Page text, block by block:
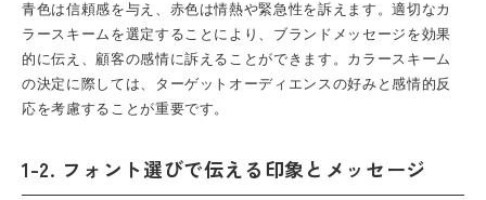
青色は信頼感を与え、赤色は情熱や緊急性を訴えます。適切なカ
ラースキームを選定することにより、ブランドメッセージを効果
的に伝え、顧客の感情に訴えることができます。カラースキーム
の決定に際しては、ターゲットオーディエンスの好みと感情的反
応を考慮することが重要です。
1-2. フォント選びで伝える印象とメッセージ